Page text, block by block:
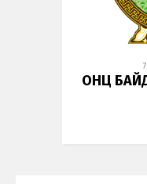
ОНЦ